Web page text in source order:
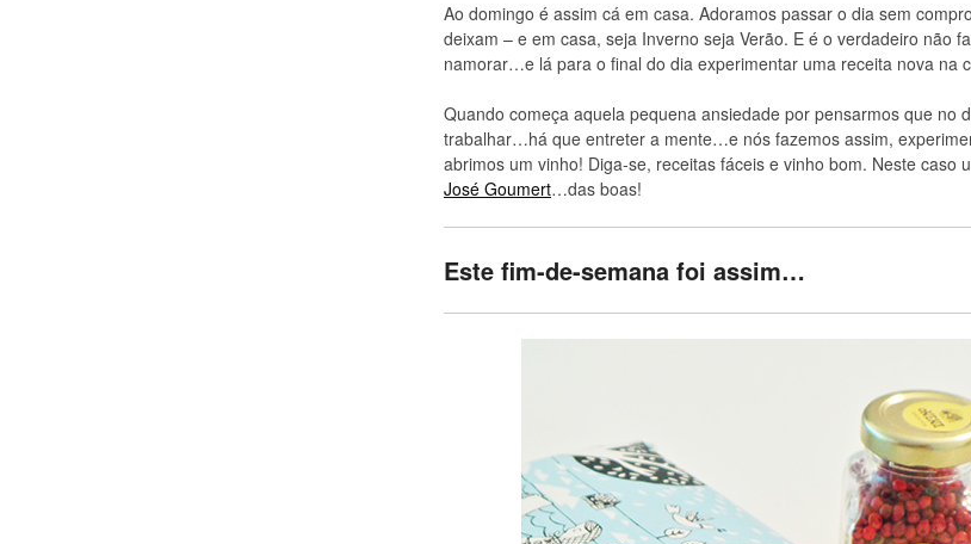
Ao domingo é assim cá em casa. Adoramos passar o dia sem
deixam – e em casa, seja Inverno seja Verão. E é o verdadeiro não
namorar…e lá para o final do dia experimentar uma receita nova na
Quando começa aquela pequena ansiedade por pensarmos que no
trabalhar…há que entreter a mente…e nós fazemos assim,
abrimos um vinho! Diga-se, receitas fáceis e vinho bom. Neste caso
José Goumert…das boas!
Este fim-de-semana foi assim…